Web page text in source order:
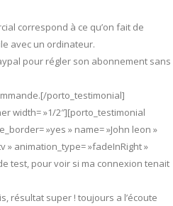
correspond à ce qu’on fait de
avec un ordinateur.
pour régler son abonnement sans
porto_testimonial]
width= »1/2″][porto_testimonial
»yes » name= »John leon »
» animation_type= »fadeInRight »
test, pour voir si ma connexion tenait
résultat super ! toujours a l’écoute